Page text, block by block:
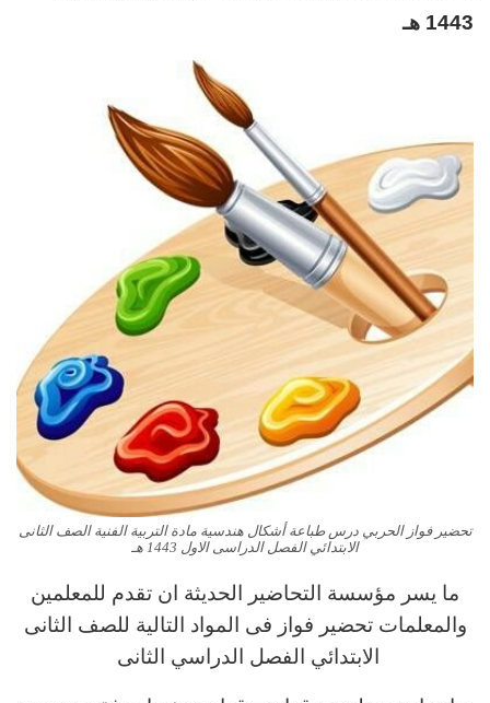
1443 هـ
تحضير فواز الحربي درس طباعة أشكال هندسية مادة التربية الفنية الصف الثانى
الابتدائي الفصل الدراسى الاول 1443 هـ
ما يسر مؤسسة التحاضير الحديثة ان تقدم للمعلمين
والمعلمات تحضير فواز فى المواد التالية للصف الثانى
الابتدائي الفصل الدراسي الثانى